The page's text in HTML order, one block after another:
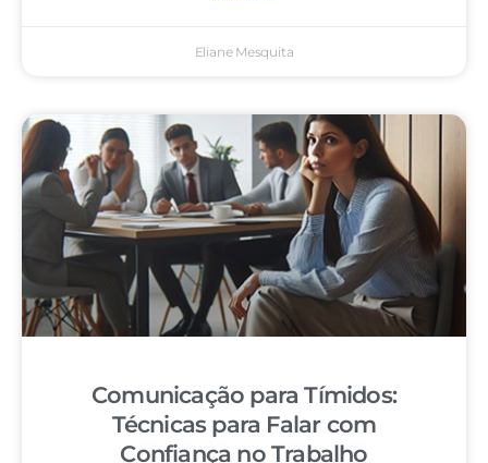
Eliane Mesquita
Comunicação para Tímidos:
Técnicas para Falar com
Confiança no Trabalho